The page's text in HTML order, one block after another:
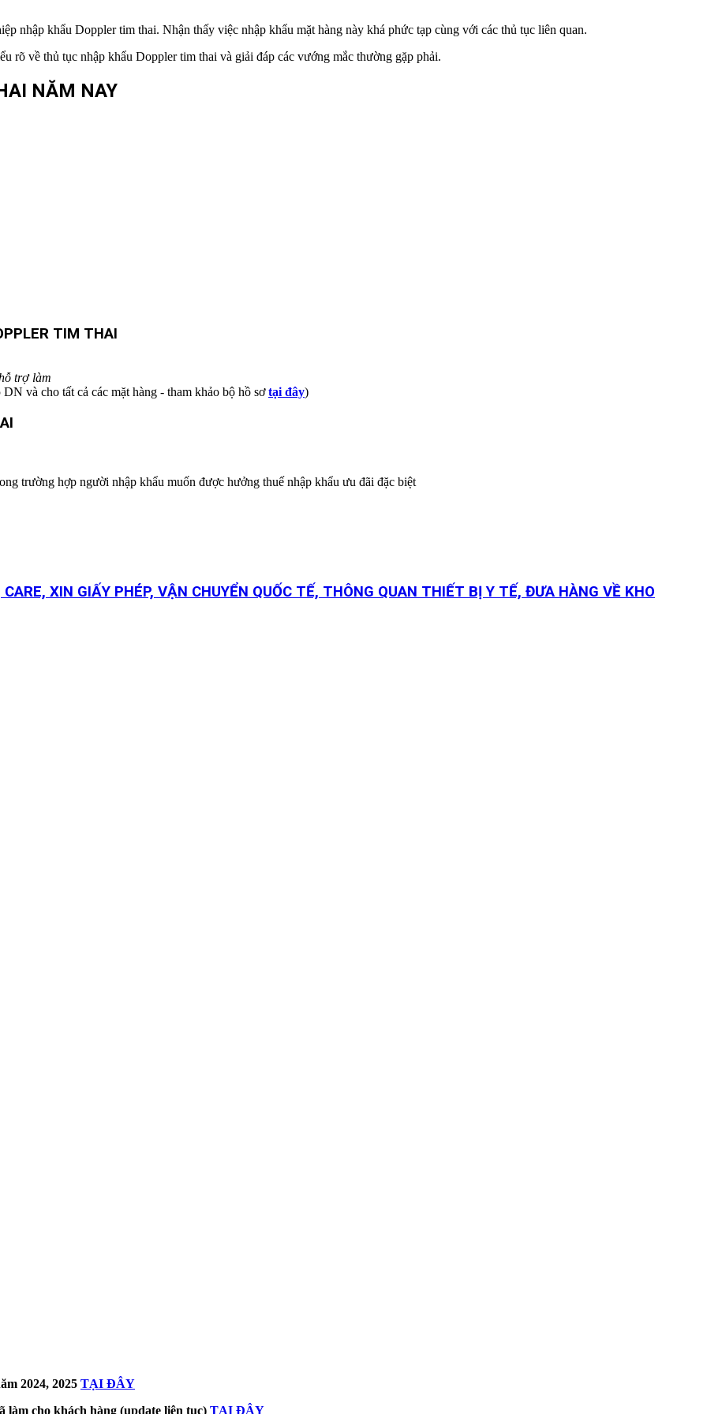
nhập khẩu Doppler tim thai. Nhận thấy việc nhập khẩu mặt hàng này khá phức tạp cùng với các thủ tục liên quan.
rõ về thủ tục nhập khẩu Doppler tim thai và giải đáp các vướng mắc thường gặp phải.
NĂM NAY
TIM THAI
trợ làm
và cho tất cả các mặt hàng - tham khảo bộ hồ sơ tại đây)
trường hợp người nhập khẩu muốn được hưởng thuế nhập khẩu ưu đãi đặc biệt
XIN GIẤY PHÉP, VẬN CHUYỂN QUỐC TẾ, THÔNG QUAN THIẾT BỊ Y TẾ, ĐƯA HÀNG VỀ KHO
2024, 2025 TẠI ĐÂY
cho khách hàng (update liên tục) TẠI ĐÂY